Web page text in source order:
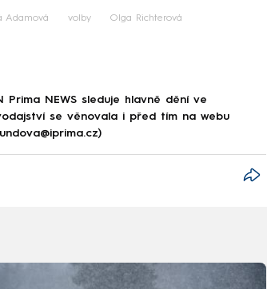
Adamová volby Olga Richterová
NEWS sleduje hlavně dění ve
se věnovala i před tím na webu